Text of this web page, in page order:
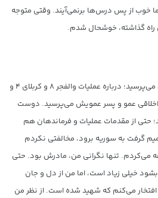
خوب از پس درس‌ها برنمی‌آیند. وقتی متوجه
راه گذاشته، خوشحال شدم.
او همیشه از دوران دفاع مقدس می‌پرسید؛ درباره عملیات والفجر ٨ و کربلای ۴ و
عمو و پسر عمویش می‌پرسید. دوست
حتی از مقدمات عملیات و فرماندهان هم
گرفت به سوریه برود، مخالفتی نکردم
می‌کردم. تنها نگرانی من، مادرش بود. حتی
خیلی زیاد است، اما من از دل و جان
می‌کنم که شهید شده است. از نظر من